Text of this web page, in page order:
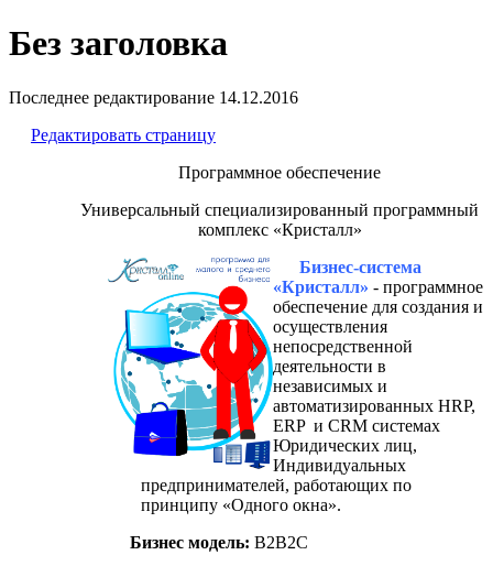
Без заголовка
Последнее редактирование 14.12.2016
Редактировать страницу
Программное обеспечение
Универсальный специализированный программный
комплекс «Кристалл»
Бизнес-система
«Кристалл» - программное
обеспечение для создания и
осуществления
непосредственной
деятельности в
независимых и
автоматизированных HRP,
ERP и CRM системах
Юридических лиц,
Индивидуальных
предпринимателей, работающих по
принципу «Одного окна».
Бизнес модель: B2B2C